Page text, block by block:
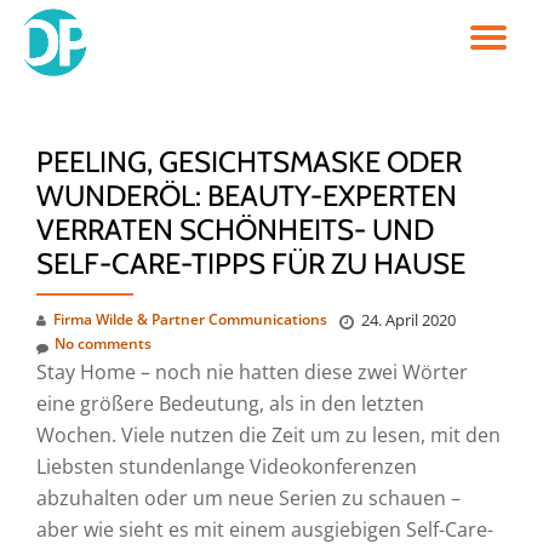
Skip
PEELING, GESICHTSMASKE ODER
WUNDERÖL: BEAUTY-EXPERTEN
VERRATEN SCHÖNHEITS- UND
SELF-CARE-TIPPS FÜR ZU HAUSE
Firma Wilde & Partner Communications 24. April 2020
No comments
Stay Home – noch nie hatten diese zwei Wörter
eine größere Bedeutung, als in den letzten
Wochen. Viele nutzen die Zeit um zu lesen, mit den
Liebsten stundenlange Videokonferenzen
abzuhalten oder um neue Serien zu schauen –
aber wie sieht es mit einem ausgiebigen Self-Care-